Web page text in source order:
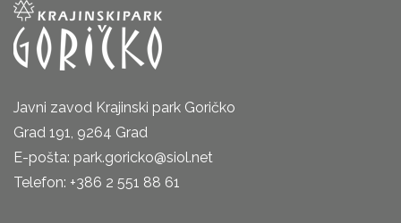
Javni zavod Krajinski park Goričko
Grad 191, 9264 Grad
E-pošta: park.goricko@siol.net
Telefon: +386 2 551 88 61